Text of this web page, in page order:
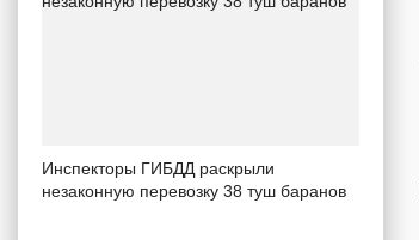
Инспекторы ГИБДД раскрыли
незаконную перевозку 38 туш баранов